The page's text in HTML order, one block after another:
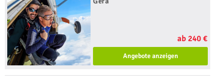
ab 240 €
Angebote anzeigen